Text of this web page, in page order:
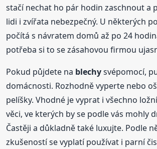
stačí nechat ho pár hodin zaschnout a
lidi i zvířata nebezpečný. U některých
počítá s návratem domů až po 24
potřeba si to se zásahovou firmou
Pokud půjdete na blechysvépomocí,
domácnosti. Rozhodně vyperte nebo
pelíšky. Vhodné je vyprat i všechno
věci, ve kterých by se podle vás mohly
Častěji a důkladně také luxujte. Podle
zkušeností se vyplatí používat i parní